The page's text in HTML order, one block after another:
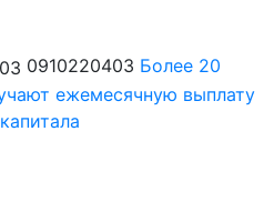
0910220403 Более 20
ежемесячную выплату